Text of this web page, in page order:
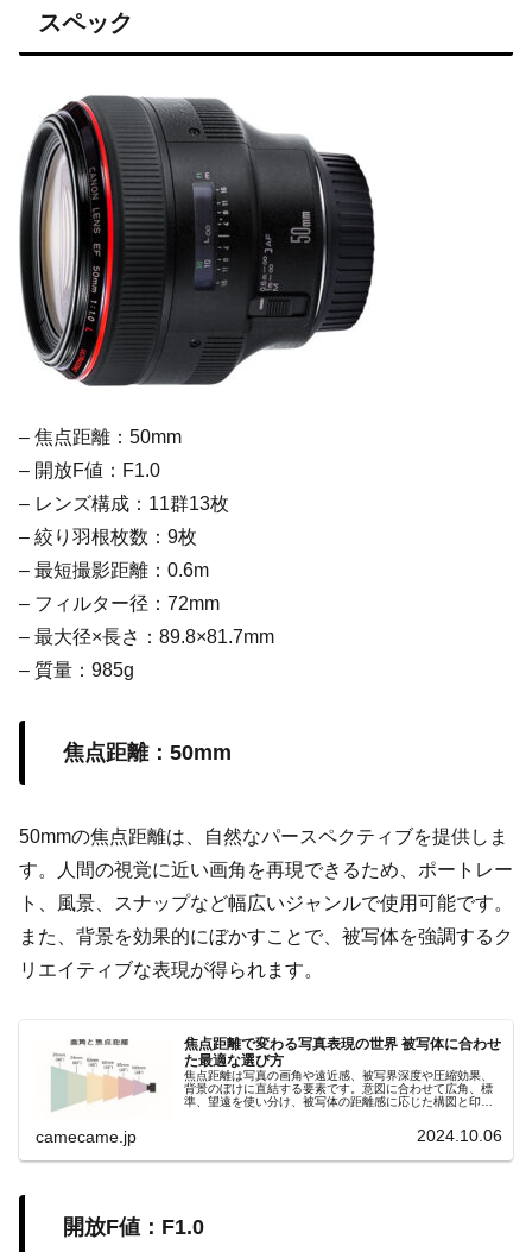
スペック
– 焦点距離：50mm
– 開放F値：F1.0
– レンズ構成：11群13枚
– 絞り羽根枚数：9枚
– 最短撮影距離：0.6m
– フィルター径：72mm
– 最大径×長さ：89.8×81.7mm
– 質量：985g
焦点距離：50mm
50mmの焦点距離は、自然なパースペクティブを提供しま
す。人間の視覚に近い画角を再現できるため、ポートレー
ト、風景、スナップなど幅広いジャンルで使用可能です。
また、背景を効果的にぼかすことで、被写体を強調するク
リエイティブな表現が得られます。
焦点距離で変わる写真表現の世界 被写体に合わせ
た最適な選び方
焦点距離は写真の画角や遠近感、被写界深度や圧縮効果、
背景のぼけに直結する要素です。意図に合わせて広角、標
準、望遠を使い分け、被写体の距離感に応じた構図と印象
camecame.jp 2024.10.06
開放F値：F1.0